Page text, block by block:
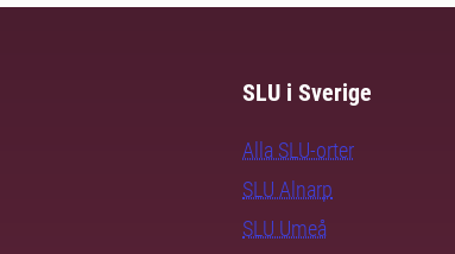
SLU i Sverige
Alla SLU-orter
SLU Alnarp
SLU Umeå